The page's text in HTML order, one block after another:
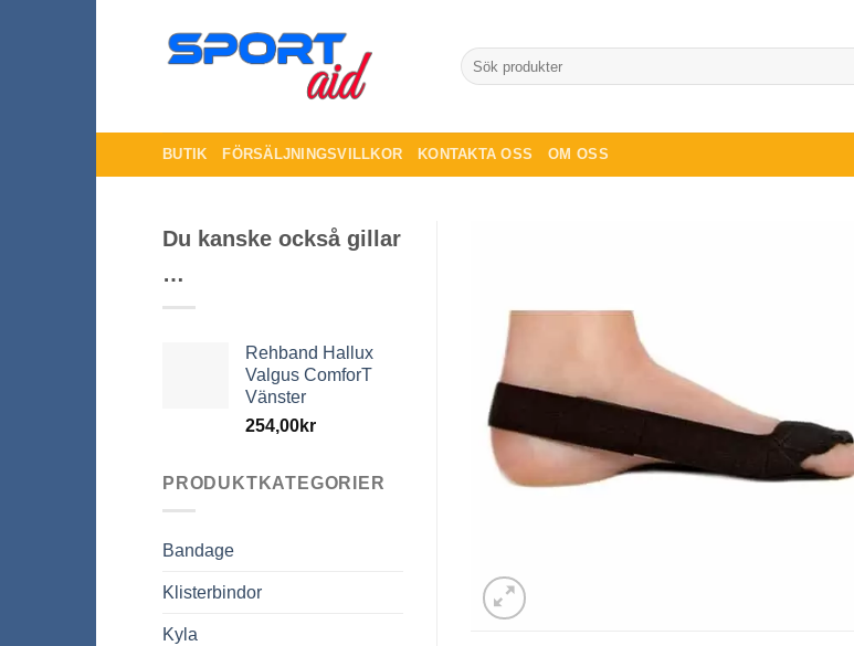
Sök
efter:
BUTIK FÖRSÄLJNINGSVILLKOR KONTAKTA OSS OM OSS
Du kanske också gillar
…
Rehband Hallux
Valgus ComforT
Vänster
254,00kr
PRODUKTKATEGORIER
Bandage
Klisterbindor
Kyla